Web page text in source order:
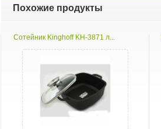
Похожие продукты
Сотейник Kinghoff KH-3871 л...